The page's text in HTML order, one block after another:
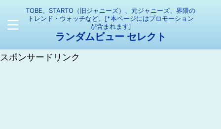
TOBE、STARTO（旧ジャニーズ）、元ジャニーズ、界隈の
トレンド・ウォッチなど。[*本ページにはプロモーション
が含まれます]
ランダムビュー セレクト
スポンサードリンク